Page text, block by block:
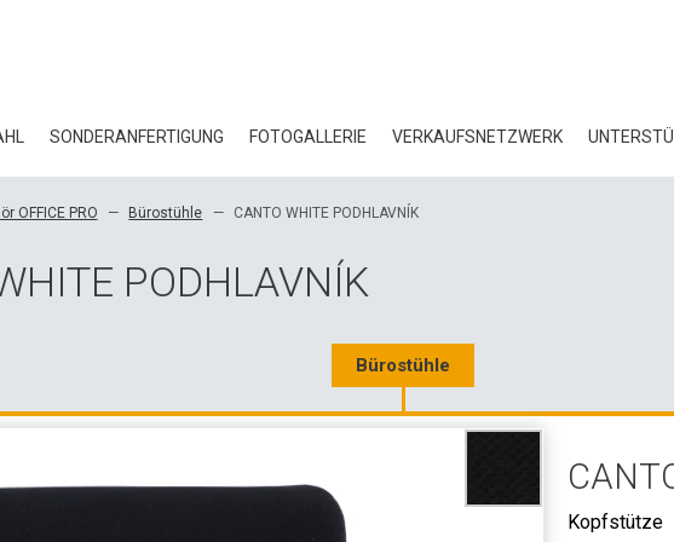
SONDERANFERTIGUNG FOTOGALLERIE VERKAUFSNETZWERK
OFFICE PRO Bürostühle CANTO WHITE PODHLAVNÍK
PODHLAVNÍK
Bürostühle
Kopfstütze